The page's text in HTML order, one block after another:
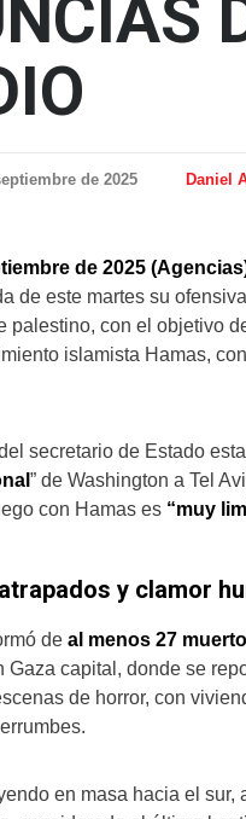
de 2025 Daniel
de 2025
de este martes su
palestino, con el objetivo
islamista Hamas,
secretario de Estado
” de Washington a Tel
con Hamas es “muy
y clamor
de al menos 27
capital, donde se
de horror, con
en masa hacia el sur,